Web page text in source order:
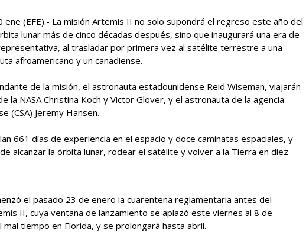
ene (EFE).- La misión Artemis II no solo supondrá el regreso este año del
lunar más de cinco décadas después, sino que inaugurará una era de
al trasladar por primera vez al satélite terrestre a una
afroamericano y un canadiense.
de la misión, el astronauta estadounidense Reid Wiseman, viajarán
la NASA Christina Koch y Victor Glover, y el astronauta de la agencia
(CSA) Jeremy Hansen.
661 días de experiencia en el espacio y doce caminatas espaciales, y
alcanzar la órbita lunar, rodear el satélite y volver a la Tierra en diez
el pasado 23 de enero la cuarentena reglamentaria antes del
II, cuya ventana de lanzamiento se aplazó este viernes al 8 de
tiempo en Florida, y se prolongará hasta abril.